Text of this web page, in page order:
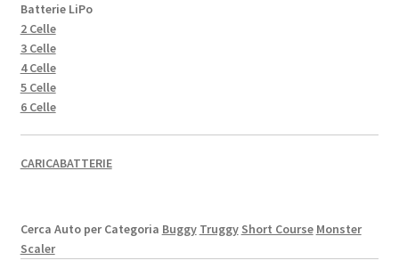
Batterie LiPo
2 Celle
3 Celle
4 Celle
5 Celle
6 Celle
CARICABATTERIE
Cerca Auto per Categoria Buggy Truggy Short Course Monster
Scaler